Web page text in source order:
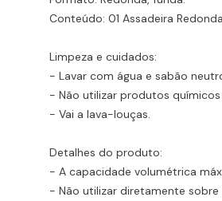
Conteúdo: 01 Assadeira
Limpeza e cuidados:
- Lavar com água e sabão
- Não utilizar produtos
- Vai a lava-louças.
Detalhes do produto:
- A capacidade volumétrica
- Não utilizar diretamente